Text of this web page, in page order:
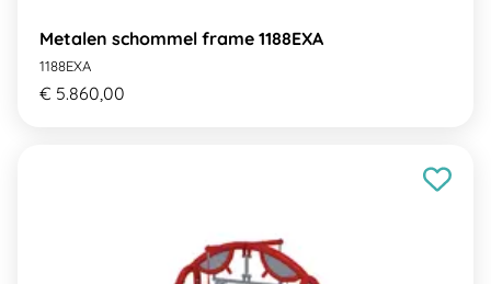
Metalen schommel frame 1188EXA
1188EXA
€ 5.860,00